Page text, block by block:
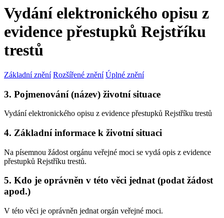
Vydání elektronického opisu z
evidence přestupků Rejstříku
trestů
Základní znění Rozšířené znění Úplné znění
3. Pojmenování (název) životní situace
Vydání elektronického opisu z evidence přestupků Rejstříku trestů
4. Základní informace k životní situaci
Na písemnou žádost orgánu veřejné moci se vydá opis z evidence
přestupků Rejstříku trestů.
5. Kdo je oprávněn v této věci jednat (podat žádost
apod.)
V této věci je oprávněn jednat orgán veřejné moci.